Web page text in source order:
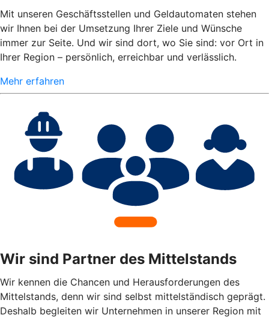
Mit unseren Geschäftsstellen und Geldautomaten stehen
wir Ihnen bei der Umsetzung Ihrer Ziele und Wünsche
immer zur Seite. Und wir sind dort, wo Sie sind: vor Ort in
Ihrer Region – persönlich, erreichbar und verlässlich.
Mehr erfahren
Wir sind Partner des Mittelstands
Wir kennen die Chancen und Herausforderungen des
Mittelstands, denn wir sind selbst mittelständisch geprägt.
Deshalb begleiten wir Unternehmen in unserer Region mit